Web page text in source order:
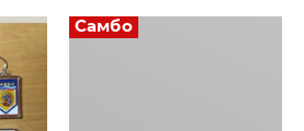
Самбо